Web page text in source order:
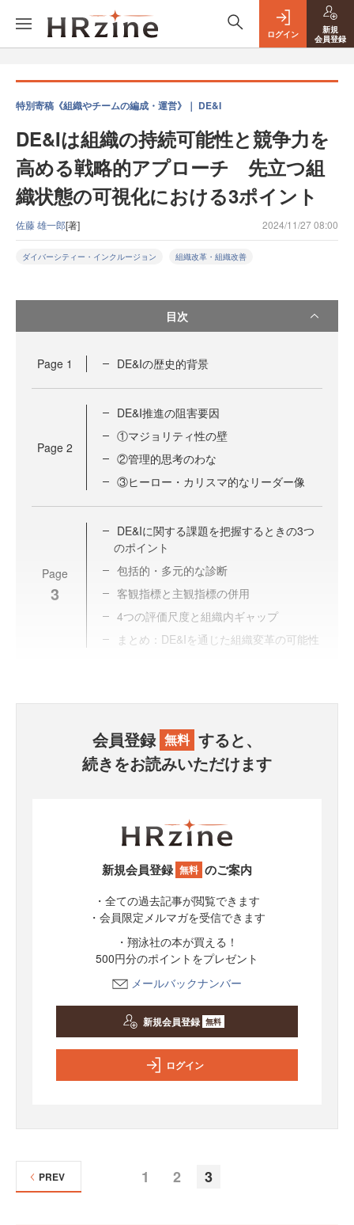
ログイン
新規
会員登録
特別寄稿《組織やチームの編成・運営》｜ DE&I
DE&Iは組織の持続可能性と競争力を
高める戦略的アプローチ 先立つ組
織状態の可視化における3ポイント
佐藤 雄一郎[著] 2024/11/27 08:00
ダイバーシティー・インクルージョン 組織改革・組織改善
目次
Page 1 DE&Iの歴史的背景
Page 2
DE&I推進の阻害要因
①マジョリティ性の壁
②管理的思考のわな
③ヒーロー・カリスマ的なリーダー像
Page
3
DE&Iに関する課題を把握するときの3つ
のポイント
包括的・多元的な診断
客観指標と主観指標の併用
4つの評価尺度と組織内ギャップ
まとめ：DE&Iを通じた組織変革の可能性
会員登録 無料 すると、
続きをお読みいただけます
新規会員登録 無料 のご案内
・全ての過去記事が閲覧できます
・会員限定メルマガを受信できます
・翔泳社の本が買える！
500円分のポイントをプレゼント
メールバックナンバー
新規会員登録 無料
ログイン
1 2 3
PREV